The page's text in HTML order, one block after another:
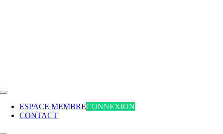
Toggle
NavigationESPACE MEMBRECONNEXION
CONTACT